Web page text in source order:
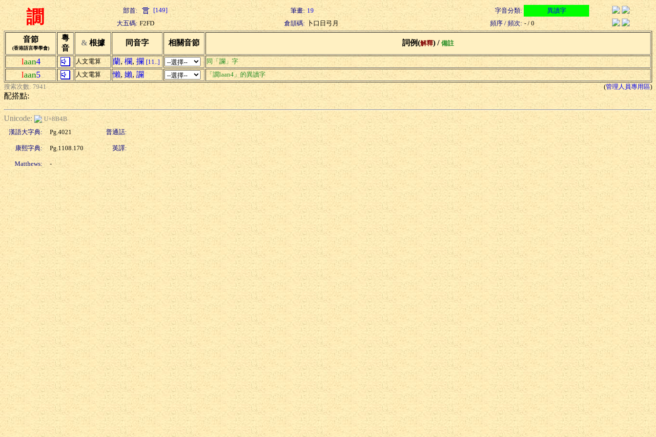
譋 部首: [149] 筆畫: 19 字音分類:
異讀字
大五碼: F2FD 倉頡碼: 卜口日弓月 頻序 / 頻次: - / 0
音節
(香港語言學學會)
粵
音
& 根據 同音字 相關音節 詞例(解釋) / 備註
laan4 人文電算 蘭, 欄, 攔 [11..] 同「讕」字
laan5 人文電算 懶, 嬾, 讕
「譋laan4」的異讀字
搜索次數: 7941
(管理人員專用區)
配搭點:
Unicode:
U+8B4B
漢語大字典:
Pg.4021 普通話:
康熙字典: Pg.1108.170 英譯:
Matthews: -